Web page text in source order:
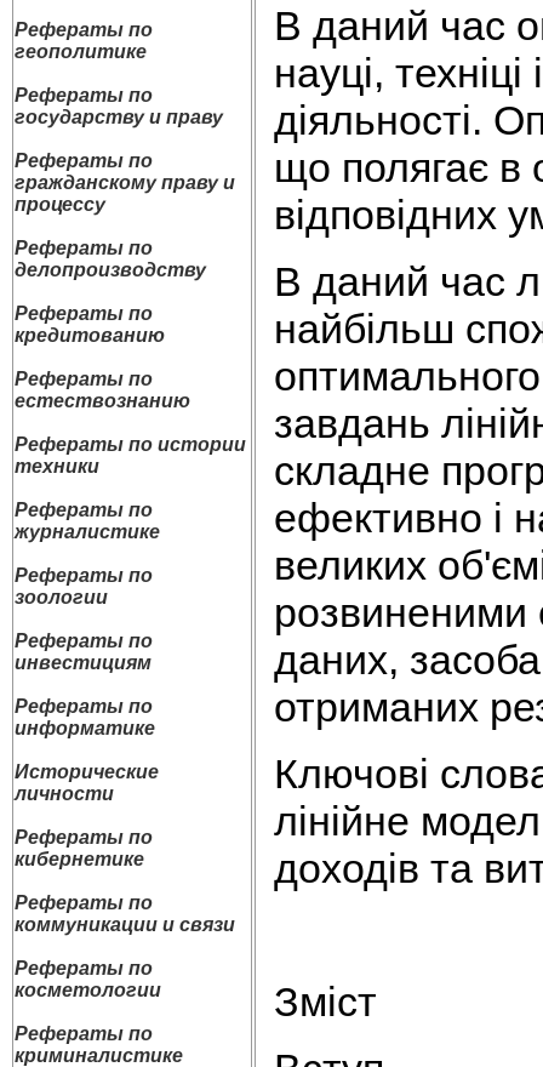
Рефераты по
геополитике
Рефераты по
государству и праву
Рефераты по
гражданскому праву и
процессу
Рефераты по
делопроизводству
Рефераты по
кредитованию
Рефераты по
естествознанию
Рефераты по истории
техники
Рефераты по
журналистике
Рефераты по
зоологии
Рефераты по
инвестициям
Рефераты по
информатике
Исторические
личности
Рефераты по
кибернетике
Рефераты по
коммуникации и связи
Рефераты по
косметологии
Рефераты по
криминалистике
В даний час
науці,
діяльності.
що полягає в
відповідних
В даний час
найбільш
завдань
складне
ефективно і
великих
розвиненими
даних,
отриманих
Ключові
лінійне
доходів та
Зміст